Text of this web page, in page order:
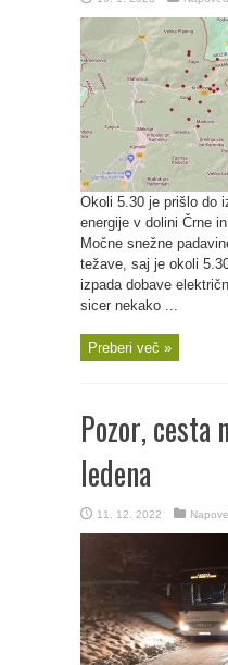
Okoli 5.30 je prišlo do
energije v dolini Črne
Močne snežne
težave, saj je okoli
izpada dobave
sicer nekako ...
Preberi več »
Pozor, cesta
ledena
11. 12. 2022